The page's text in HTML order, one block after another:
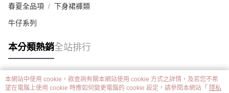
春夏全品項 下身裙褲類
牛仔系列
本分類熱銷全站排行
熱門標籤
本網站中使用 cookie，欲查詢有關本網站使用 cookie 方式之詳情，及若您不希
望在電腦上使用 cookie 時應如何變更電腦的 cookie 設定，請參閱本網站「 隱私